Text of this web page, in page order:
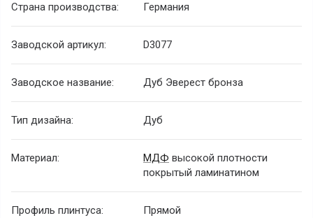
Страна производства: Германия
Заводской артикул: D3077
Заводское название: Дуб Эверест бронза
Тип дизайна: Дуб
Материал: МДФ высокой плотности
покрытый ламинатином
Профиль плинтуса: Прямой